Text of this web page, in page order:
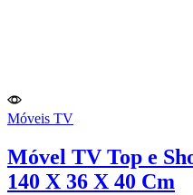
Móveis TV
Móvel TV Top e
140 X 36 X 40 Cm